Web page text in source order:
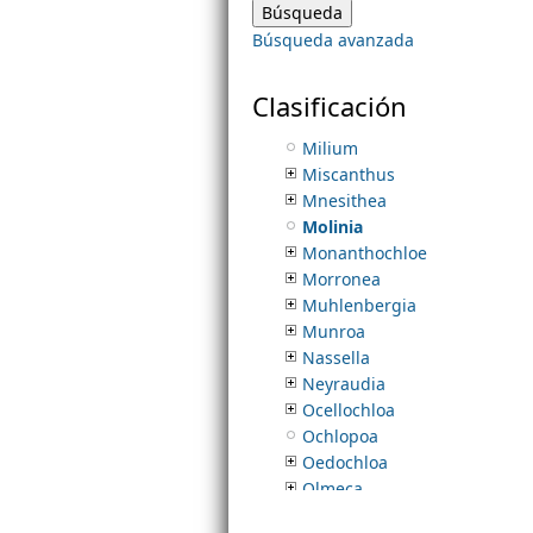
m
e
n
u
Búsqueda avanzada
Clasificación
Melinis
Merostachys
Metcalfia
Microchloa
Milium
Miscanthus
Mnesithea
Molinia
Monanthochloe
Morronea
Muhlenbergia
Munroa
Nassella
Neyraudia
Ocellochloa
Ochlopoa
Oedochloa
Olmeca